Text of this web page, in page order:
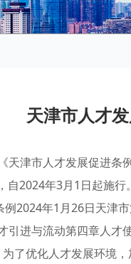
天津市人才
天津市人才发展促进
自2024年3月1日起施
2024年1月26日天津
引进与流动第四章人
了优化人才发展环境